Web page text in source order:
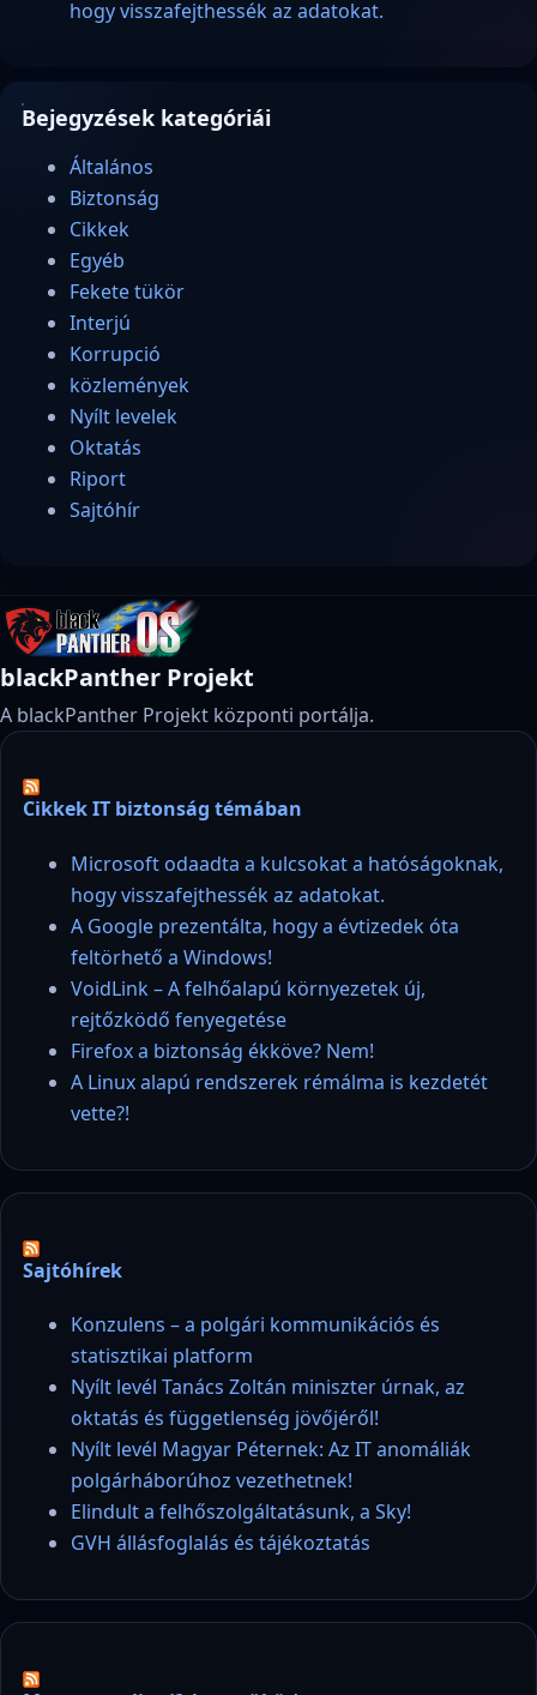
hogy visszafejthessék az adatokat.
Bejegyzések kategóriái
Általános
Biztonság
Cikkek
Egyéb
Fekete tükör
Interjú
Korrupció
közlemények
Nyílt levelek
Oktatás
Riport
Sajtóhír
blackPanther Projekt
A blackPanther Projekt központi portálja.
Cikkek IT biztonság témában
Microsoft odaadta a kulcsokat a hatóságoknak,
hogy visszafejthessék az adatokat.
A Google prezentálta, hogy a évtizedek óta
feltörhető a Windows!
VoidLink – A felhőalapú környezetek új,
rejtőzködő fenyegetése
Firefox a biztonság ékköve? Nem!
A Linux alapú rendszerek rémálma is kezdetét
vette?!
Sajtóhírek
Konzulens – a polgári kommunikációs és
statisztikai platform
Nyílt levél Tanács Zoltán miniszter úrnak, az
oktatás és függetlenség jövőjéről!
Nyílt levél Magyar Péternek: Az IT anomáliák
polgárháborúhoz vezethetnek!
Elindult a felhőszolgáltatásunk, a Sky!
GVH állásfoglalás és tájékoztatás